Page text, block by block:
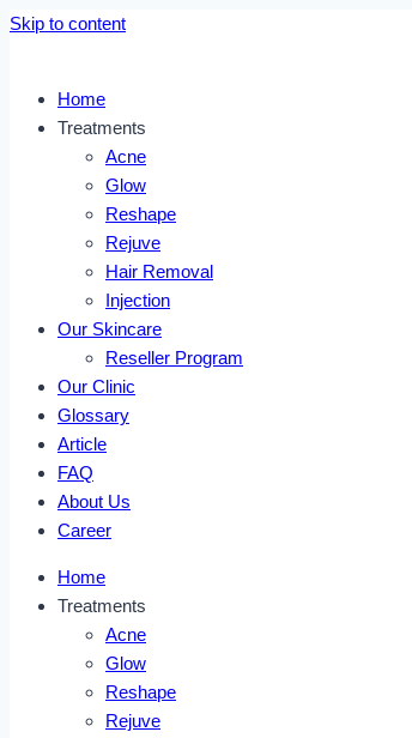
Skip to content
Home
Treatments
Acne
Glow
Reshape
Rejuve
Hair Removal
Injection
Our Skincare
Reseller Program
Our Clinic
Glossary
Article
FAQ
About Us
Career
Home
Treatments
Acne
Glow
Reshape
Rejuve